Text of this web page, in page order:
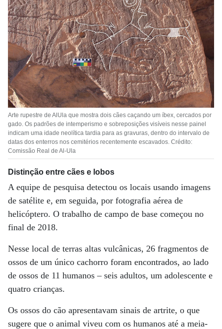
Arte rupestre de AlUla que mostra dois cães caçando um íbex, cercados por
gado. Os padrões de intemperismo e sobreposições visíveis nesse painel
indicam uma idade neolítica tardia para as gravuras, dentro do intervalo de
datas dos enterros nos cemitérios recentemente escavados. Crédito:
Comissão Real de Al-Ula
Distinção entre cães e lobos
A equipe de pesquisa detectou os locais usando imagens
de satélite e, em seguida, por fotografia aérea de
helicóptero. O trabalho de campo de base começou no
final de 2018.
Nesse local de terras altas vulcânicas, 26 fragmentos de
ossos de um único cachorro foram encontrados, ao lado
de ossos de 11 humanos – seis adultos, um adolescente e
quatro crianças.
Os ossos do cão apresentavam sinais de artrite, o que
sugere que o animal viveu com os humanos até a meia-